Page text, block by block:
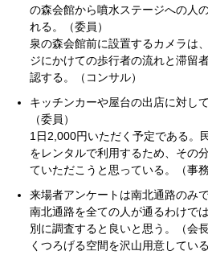
の森会館から噴水ステージへの人
れる。（委員）
泉の森会館前に設置するカメラは
ジにかけての歩行者の流れと滞留
認する。（コンサル）
キッチンカーや屋台の出店に対し
（委員）
1日2,000円いただく予定である。
をレンタルで利用するため、その
ていただこうと思っている。（事務
来場者アンケートは南北通路のみ
南北通路を全ての人が通るわけで
別に調査すると良いと思う。（会長
くつろげる空間を沢山用意してい